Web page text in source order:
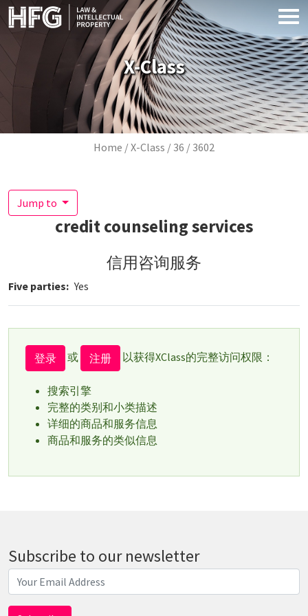
Skip to main content
X-Class
Breadcrumb
Home X-Class 36 3602
Jump to
credit counseling services
信用咨询服务
Five parties Yes
登录 或 注册 以获得XClass的完整访问权限：
搜索引擎
完整的类别和小类描述
详细的商品和服务信息
商品和服务的类似信息
Subscribe to our newsletter